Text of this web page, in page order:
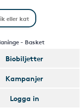
- Basket
Biobiljetter
Kampanjer
Logga in